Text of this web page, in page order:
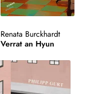
Renata Burckhardt
Verrat an Hyun